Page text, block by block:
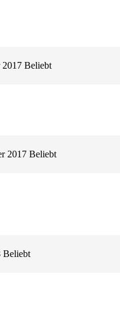
2017 Beliebt
2017 Beliebt
Beliebt